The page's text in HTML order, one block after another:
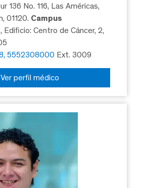
136 No. 116, Las Américas,
01120. Campus
, Edificio: Centro de Cáncer, 2,
5552308000 Ext. 3009
Ver perfil médico